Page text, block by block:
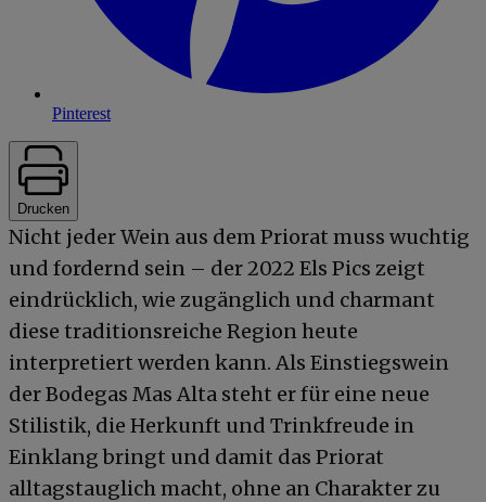
Pinterest
Drucken
Nicht jeder Wein aus dem Priorat muss wuchtig
und fordernd sein – der 2022 Els Pics zeigt
eindrücklich, wie zugänglich und charmant
diese traditionsreiche Region heute
interpretiert werden kann. Als Einstiegswein
der Bodegas Mas Alta steht er für eine neue
Stilistik, die Herkunft und Trinkfreude in
Einklang bringt und damit das Priorat
alltagstauglich macht, ohne an Charakter zu